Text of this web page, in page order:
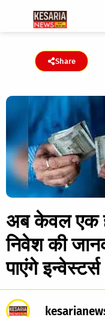
Share
अब केवल एक
निवेश की
पाएंगे इन्वेस्टर्स